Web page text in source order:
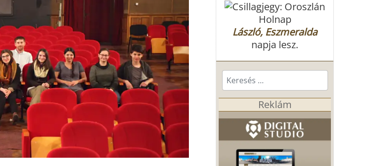
Holnap
László, Eszmeralda
napja lesz.
Keresés...
Reklám